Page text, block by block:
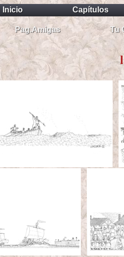
Inicio Capítulos
Pag.Amigas Tu